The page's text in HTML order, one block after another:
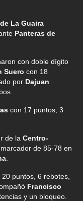
La Guaira
Panteras de
con doble dígito
Suero con 18
por Dajuan
con 17 puntos, 3
de la Centro-
de 85-78 en
puntos, 6 rebotes,
Francisco
y un bloqueo.